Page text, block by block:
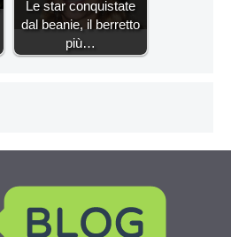
Le star conquistate
dal beanie, il berretto
più…